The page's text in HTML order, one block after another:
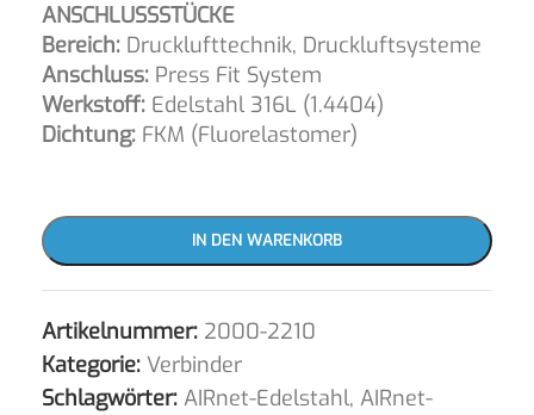
ANSCHLUSSSTÜCKE
Bereich: Drucklufttechnik, Druckluftsysteme
Anschluss: Press Fit System
Werkstoff: Edelstahl 316L (1.4404)
Dichtung: FKM (Fluorelastomer)
IN DEN WARENKORB
Artikelnummer: 2000-2210
Kategorie: Verbinder
Schlagwörter: AIRnet-Edelstahl, AIRnet-